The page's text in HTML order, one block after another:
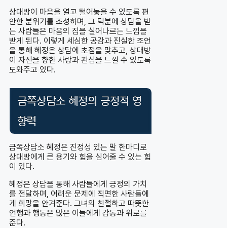
상대방이 마음을 열고 털어놓을 수 있도록 편
안한 분위기를 조성하며, 그 덕분에 상담을 받
는 사람들은 마음의 짐을 실어나르는 느낌을
받게 된다. 이렇게 세심한 공감과 진실한 조언
을 통해 혜정은 상담에 초점을 맞추고, 상대방
이 자신을 향한 사랑과 관심을 느낄 수 있도록
도와주고 있다.
금쪽상담소 혜정의 긍정적 영
향력
금쪽상담소 혜정은 진정성 있는 말 한마디로
상대방에게 큰 용기와 힘을 심어줄 수 있는 힘
이 있다.
혜정은 상담을 통해 사람들에게 긍정의 가치
를 전달하며, 어려운 문제에 직면한 사람들에
게 희망을 안겨준다. 그녀의 친절하고 따뜻한
언행과 행동은 많은 이들에게 감동과 위로를
준다.